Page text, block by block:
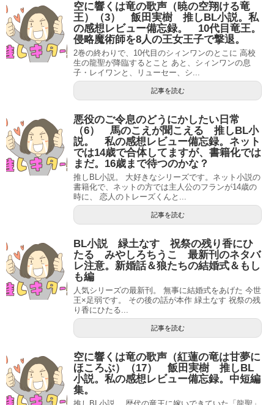
空に響くは竜の歌声（暁の空翔ける竜
王）（3） 飯田実樹 推しBL小説。私
の感想レビュー備忘録。 10代目竜王。
侵略魔術師を8人の王女王子で撃退。
2巻の終わりで、10代目のシィンワンのとこに 高校
生の龍聖が降臨するとこと あと、シィンワンの息
子・レイワンと、リューセー、シ...
記事を読む
悪役のご令息のどうにかしたい日常
（6） 馬のこえが聞こえる 推しBL小
説。 私の感想レビュー備忘録。ネット
では14歳で合体してますが、書籍化では
まだ。16歳まで待つのかな？
推しBL小説。 大好きなシリーズです。ネット小説の
書籍化で、ネットの方では主人公のフランが14歳の
時に、 恋人のトレーズくんと...
記事を読む
BL小説 緑土なす 祝祭の残り香にひ
たる みやしろちうこ 最新刊のネタバ
レ注意。新婚話＆狼たちの結婚式＆もし
も編
人気シリーズの最新刊。 無事に結婚式をあげた 今世
王×足弱です。 その後の話が本作 緑土なす 祝祭の残
り香にひたる...
記事を読む
空に響くは竜の歌声（紅蓮の竜は甘夢に
ほころぶ）（17） 飯田実樹 推しBL
小説。私の感想レビュー備忘録。中短編
集。